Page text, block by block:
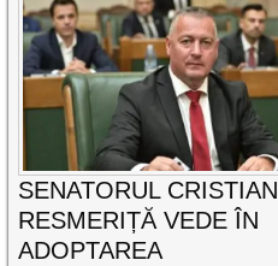
SENATORUL CRISTIAN
RESMERIȚĂ VEDE ÎN
ADOPTAREA